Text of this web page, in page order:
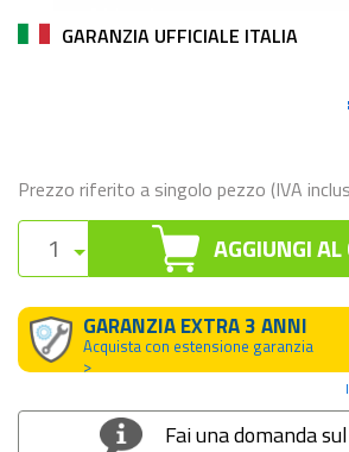
GARANZIA UFFICIALE ITALIA
Prezzo riferito a singolo pezzo (IVA
AGGIUNGI AL
GARANZIA EXTRA 3 ANNI
Acquista con estensione garanzia
>
Fai una domanda